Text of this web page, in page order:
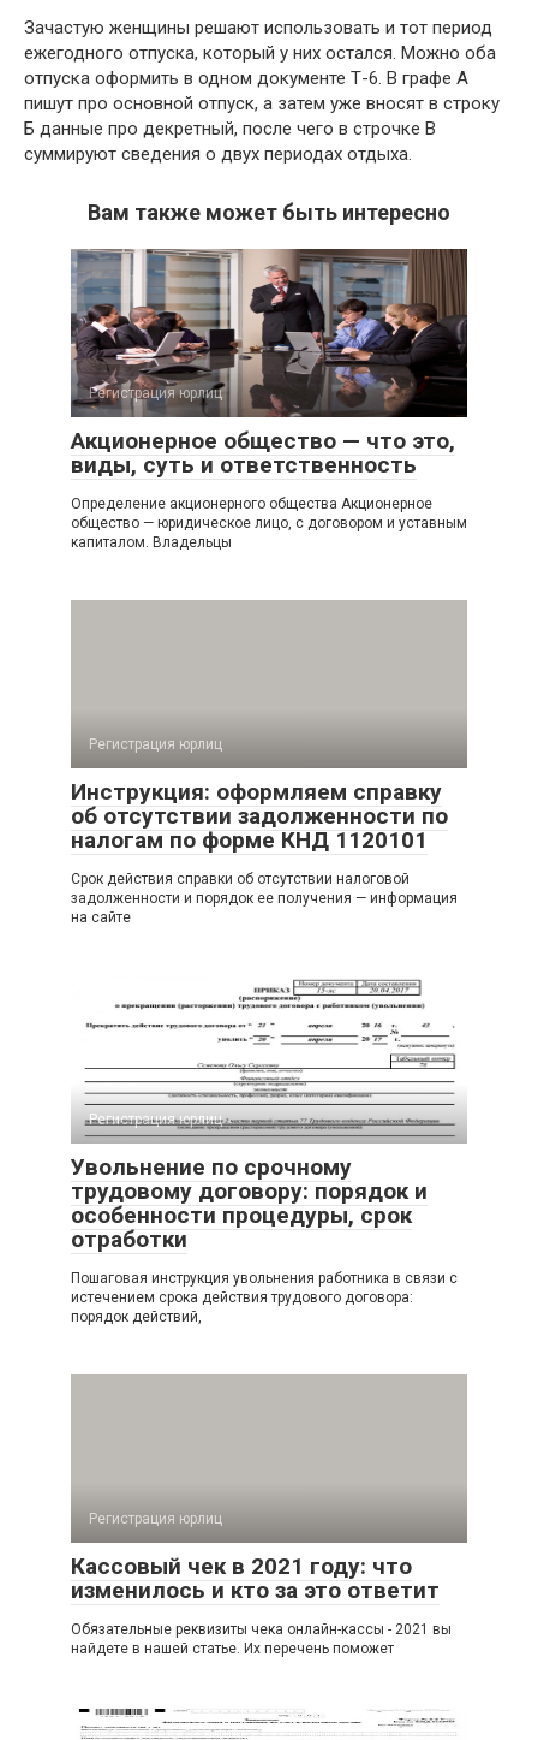
Зачастую женщины решают использовать и тот период
ежегодного отпуска, который у них остался. Можно оба
отпуска оформить в одном документе Т-6. В графе А
пишут про основной отпуск, а затем уже вносят в строку
Б данные про декретный, после чего в строчке В
суммируют сведения о двух периодах отдыха.
Вам также может быть интересно
Регистрация юрлиц
Акционерное общество — что это,
виды, суть и ответственность
Определение акционерного общества Акционерное
общество — юридическое лицо, с договором и уставным
капиталом. Владельцы
Регистрация юрлиц
Инструкция: оформляем справку
об отсутствии задолженности по
налогам по форме КНД 1120101
Срок действия справки об отсутствии налоговой
задолженности и порядок ее получения — информация
на сайте
Регистрация юрлиц
Увольнение по срочному
трудовому договору: порядок и
особенности процедуры, срок
отработки
Пошаговая инструкция увольнения работника в связи с
истечением срока действия трудового договора:
порядок действий,
Регистрация юрлиц
Кассовый чек в 2021 году: что
изменилось и кто за это ответит
Обязательные реквизиты чека онлайн-кассы - 2021 вы
найдете в нашей статье. Их перечень поможет